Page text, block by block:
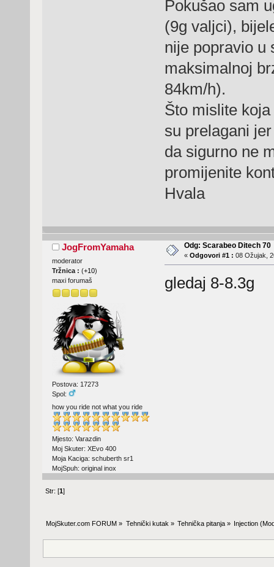
Pokušao sam
(9g valjci),
nije popravio u
maksimalnoj
84km/h).
Što mislite
su prelagani
da sigurno ne
promijenite
Hvala
JogFromYamaha
moderator
Tržnica : (+10)
maxi forumaš
Postova: 17273
Spol:
how you ride not what you ride
Mjesto: Varazdin
Moj Skuter: XEvo 400
Moja Kaciga: schuberth sr1
MojSpuh: original inox
Odg: Scarabeo Ditech 70
« Odgovori #1 : 08 Ožujak,
gledaj 8-8.3g
Str: [1]
MojSkuter.com FORUM » Tehnički kutak» Tehnička pitanja» Injection